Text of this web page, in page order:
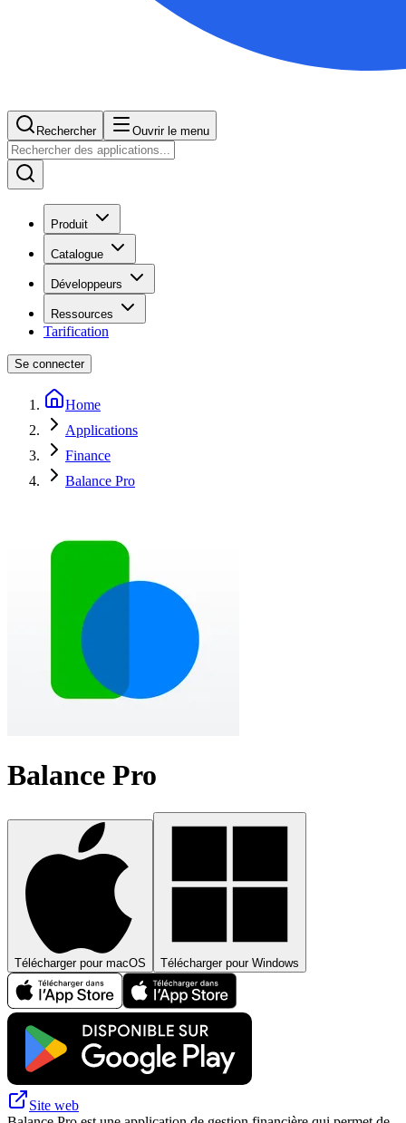
Rechercher Ouvrir le menu
Produit
Catalogue
Développeurs
Ressources
Tarification
Se connecter
Home
Applications
Finance
Balance Pro
Balance Pro
Télécharger pour macOS Télécharger pour Windows
Site web